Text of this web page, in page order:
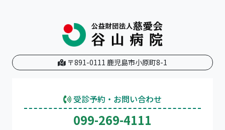
〒891-0111 鹿児島市小原町8-1
受診予約・お問い合わせ
099-269-4111